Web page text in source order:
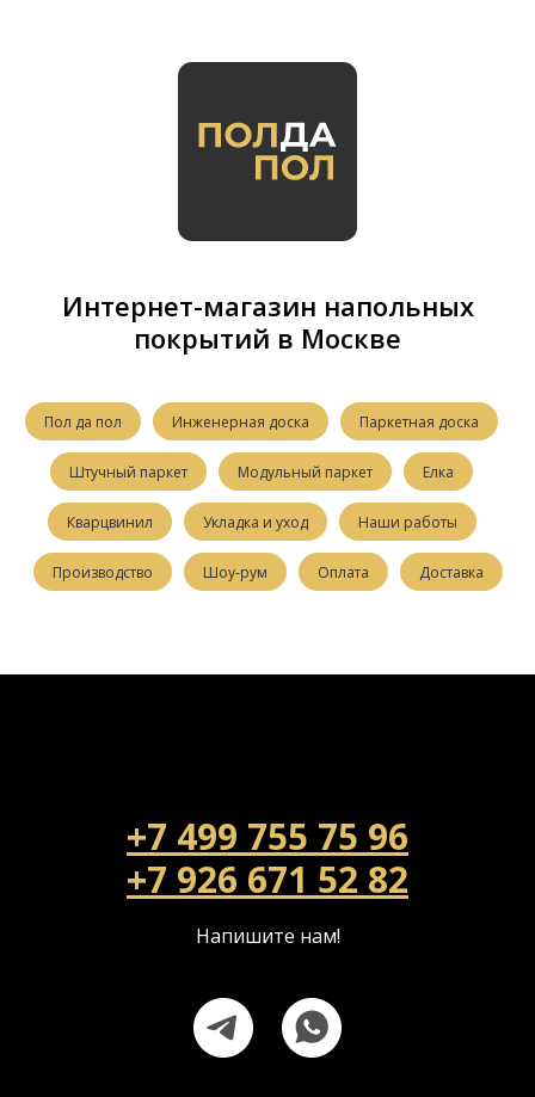
Интернет-магазин напольных
покрытий в Москве
Пол да пол Инженерная доска Паркетная доска
Штучный паркет Модульный паркет Елка
Кварцвинил Укладка и уход Наши работы
Производство Шоу-рум Оплата Доставка
+7 499 755 75 96
+7 926 671 52 82
Напишите нам!